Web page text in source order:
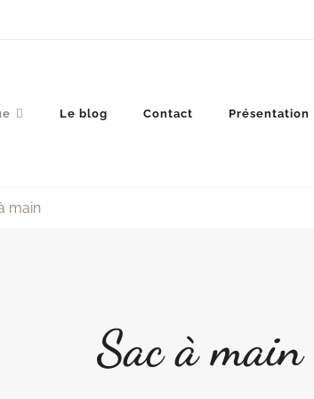
Le blog Contact Présentation
main
Sac à main